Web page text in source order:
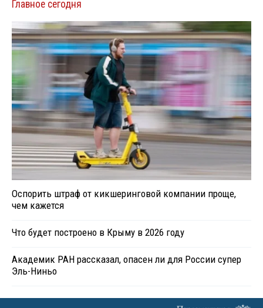
Главное сегодня
Оспорить штраф от кикшеринговой компании проще,
чем кажется
Что будет построено в Крыму в 2026 году
Академик РАН рассказал, опасен ли для России супер
Эль-Ниньо